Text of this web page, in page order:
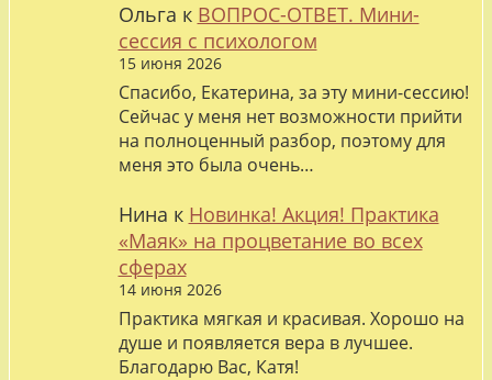
Ольга к ВОПРОС-ОТВЕТ. Мини-
сессия с психологом
15 июня 2026
Спасибо, Екатерина, за эту мини-сессию!
Сейчас у меня нет возможности прийти
на полноценный разбор, поэтому для
меня это была очень…
Нина к Новинка! Акция! Практика
«Маяк» на процветание во всех
сферах
14 июня 2026
Практика мягкая и красивая. Хорошо на
душе и появляется вера в лучшее.
Благодарю Вас, Катя!